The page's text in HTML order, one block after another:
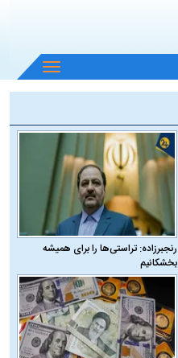
باز
و
منو
رنجبرزاده: تراستی‌ها را برای همیشه
بخشکانیم